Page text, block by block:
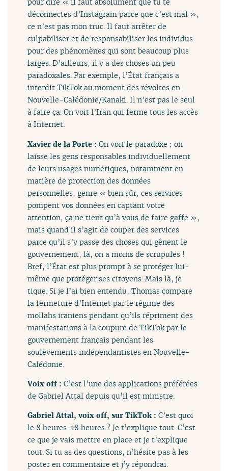
déconnectes d’Instagram parce que c’est mal »,
ce n’est pas mon truc. Il faut arrêter de
culpabiliser et de responsabiliser les individus
pour des phénomènes qui sont beaucoup plus
larges. D’ailleurs, il y a des choses un peu
paradoxales. Par exemple, l’État français a
interdit TikTok au moment des révoltes en
Nouvelle-Calédonie/Kanaki. Il n’est pas le seul
à faire ça. On voit l’Iran qui ferme tous les accès
à Internet.
Xavier de la Porte :On voit le paradoxe : on
laisse les gens responsables individuellement
de leurs usages numériques, notamment en
matière de protection des données
personnelles, genre « bien sûr, ces services
pompent vos données en captant votre
attention, ça ne tient qu’à vous de faire gaffe »,
mais quand il s’agit de couper des services
parce qu’il s’y passe des choses qui gênent le
gouvernement, là, on a moins de scrupules !
Bref, l’État est plus prompt à se protéger lui-
même que protéger ses citoyens. Mais là, je
tique. Si je l’ai bien entendu, Thomas compare
la fermeture d’Internet par le régime des
mollahs iraniens pendant qu’ils répriment des
manifestations à la coupure de TikTok par le
gouvernement français pendant les
soulèvements indépendantistes en Nouvelle-
Calédonie.
Voix off :C’est l’une des applications préférées
de Gabriel Attal depuis qu’il est ministre.
Gabriel Attal, voix off, sur TikTok :C’est quoi
le 8 heures-18 heures ? Je t’explique tout. C’est
ce que je vais mettre en place et je t’explique
tout. Si tu as des questions, n’hésite pas à les
poster en commentaire et j’y répondrai.